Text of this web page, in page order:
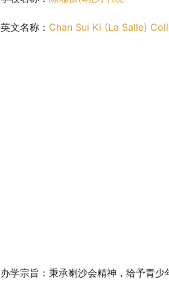
英文名称： Chan Sui Ki (La Salle)
办学宗旨：秉承喇沙会精神，给予青